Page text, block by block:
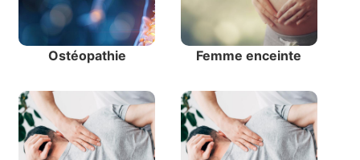
Ostéopathie Femme enceinte